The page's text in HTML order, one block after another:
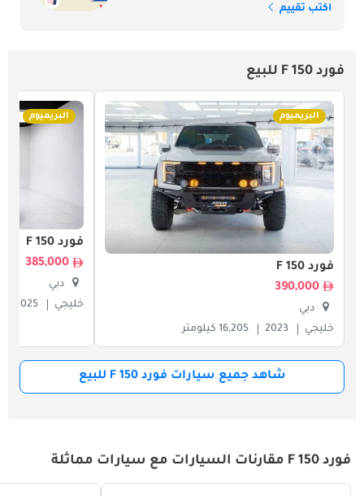
اكتب تقييم
فورد F 150 للبيع
البريميوم
فورد F 150
390,000
دبي
خليجي
2023 16,205 كيلومتر
البريميوم
فورد F 150
385,000
دبي
خليجي
2025
شاهد جميع سيارات فورد F 150 للبيع
فورد F 150 مقارنات السيارات مع سيارات مماثلة